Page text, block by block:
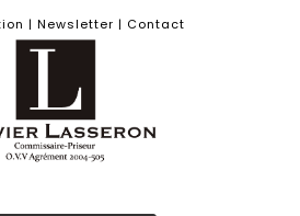
| Newsletter | Contact